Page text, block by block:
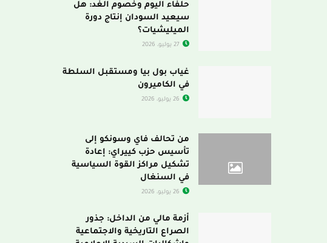
حلفاء اليوم وخصوم الغد: هل
سيعيد السودان إنتاج دورة
الميليشيات؟
غياب بول بيا ومستقبل السلطة
في الكاميرون
من تحالف فاي وسونكو إلى
تأسيس حزب كييراي: إعادة
تشكيل مراكز القوة السياسية
في السنغال
أزمة مالي من الداخل: جذور
الصراع التاريخية والاجتماعية